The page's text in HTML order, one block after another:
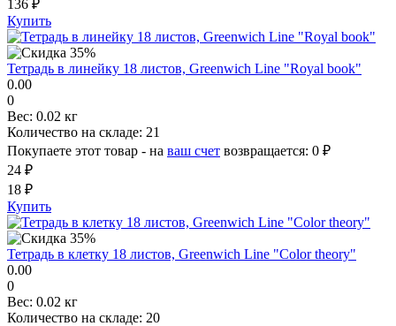
136 ₽
Купить
Тетрадь в линейку 18 листов, Greenwich Line "Royal book"
0.00
0
Вес: 0.02 кг
Количество на складе: 21
Покупаете этот товар - на ваш счет возвращается: 0 ₽
24 ₽
18 ₽
Купить
Тетрадь в клетку 18 листов, Greenwich Line "Color theory"
0.00
0
Вес: 0.02 кг
Количество на складе: 20